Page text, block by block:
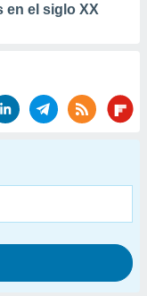
en el siglo XX